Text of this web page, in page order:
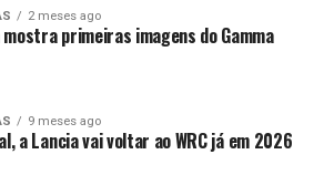
2 meses ago
mostra primeiras imagens do Gamma
9 meses ago
a Lancia vai voltar ao WRC já em 2026